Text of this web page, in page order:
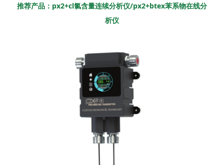
推荐产品：px2+cl氯含量连续分析仪/px2+btex苯系物在线分
析仪